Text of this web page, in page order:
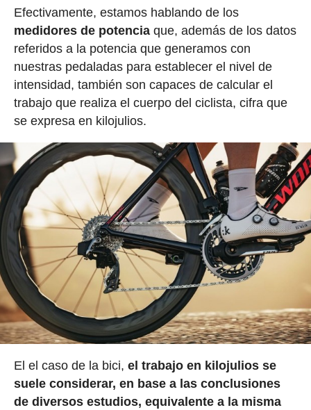
Efectivamente, estamos hablando de los
medidores de potenciaque, además de los datos
referidos a la potencia que generamos con
nuestras pedaladas para establecer el nivel de
intensidad, también son capaces de calcular el
trabajo que realiza el cuerpo del ciclista, cifra que
se expresa en kilojulios.
El el caso de la bici, el trabajo en kilojulios se
suele considerar, en base a las conclusiones
de diversos estudios, equivalente a la misma